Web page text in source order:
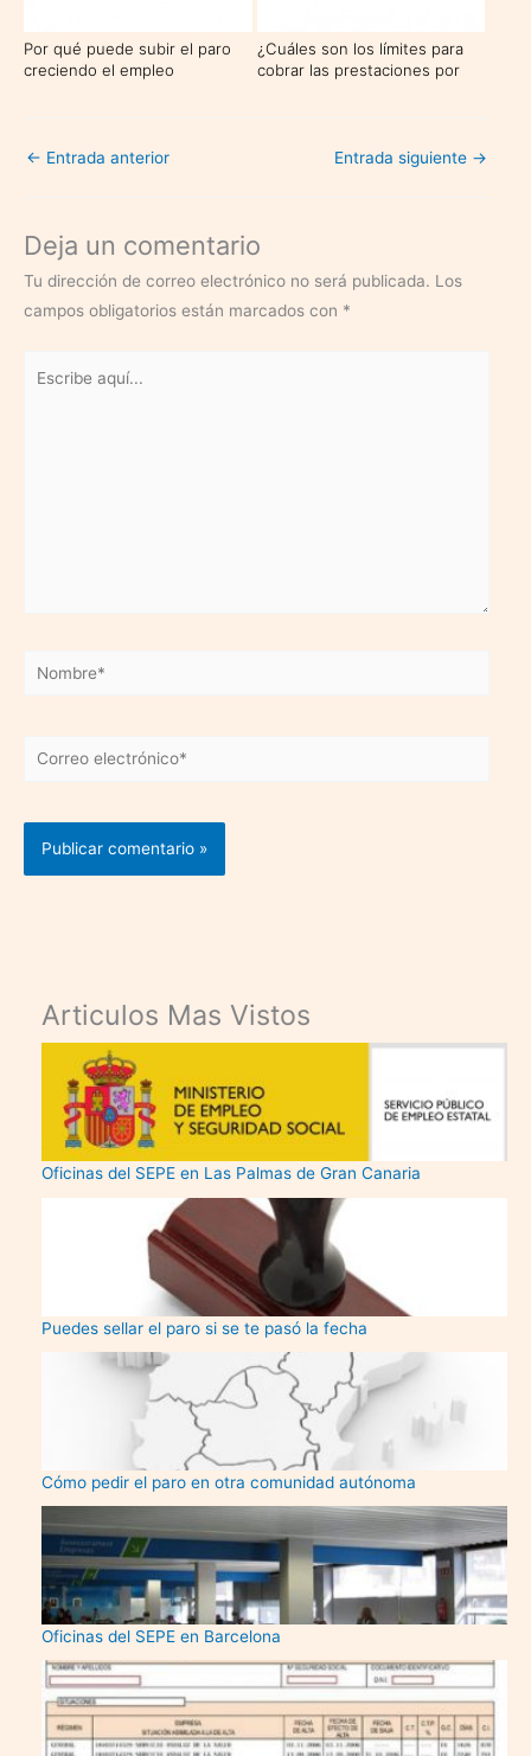
Por qué puede subir el paro
creciendo el empleo
¿Cuáles son los límites para
cobrar las prestaciones por
← Entrada anterior Entrada siguiente →
Deja un comentario
Tu dirección de correo electrónico no será publicada. Los
campos obligatorios están marcados con *
Nombre*
Correo
Articulos Mas Vistos
Oficinas del SEPE en Las Palmas de Gran Canaria
Puedes sellar el paro si se te pasó la fecha
Cómo pedir el paro en otra comunidad autónoma
Oficinas del SEPE en Barcelona